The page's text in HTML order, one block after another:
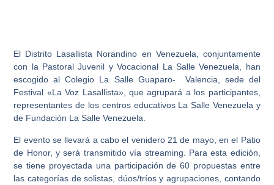
El Distrito Lasallista Norandino en Venezuela, conjuntamente
con la Pastoral Juvenil y Vocacional La Salle Venezuela, han
escogido alColegio La Salle Guaparo- Valencia, sede del
Festival «La Voz Lasallista», que agrupará a los participantes,
representantes de los centros educativos La Salle Venezuela y
de Fundación La Salle Venezuela.
El evento se llevará a cabo el venidero 21 de mayo, en el Patio
de Honor, y será transmitido vía streaming. Para esta edición,
se tiene proyectada una participación de 60 propuestas entre
las categorías de solistas, dúos/tríos y agrupaciones, contando